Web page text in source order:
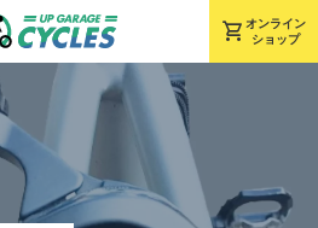
shopping_cart オンライン
ショップ